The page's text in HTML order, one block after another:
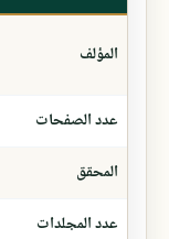
المؤلف
عدد الصفحات
المحقق
عدد المجلدات